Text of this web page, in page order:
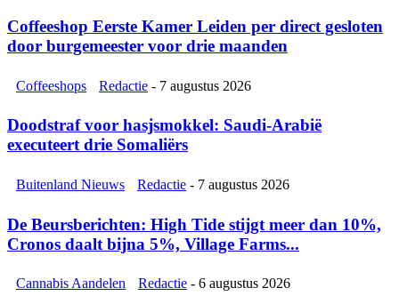
Coffeeshop Eerste Kamer Leiden per direct gesloten
door burgemeester voor drie maanden
Coffeeshops Redactie - 7 augustus 2026
Doodstraf voor hasjsmokkel: Saudi-Arabië
executeert drie Somaliërs
Buitenland Nieuws Redactie - 7 augustus 2026
De Beursberichten: High Tide stijgt meer dan 10%,
Cronos daalt bijna 5%, Village Farms...
Cannabis Aandelen Redactie - 6 augustus 2026